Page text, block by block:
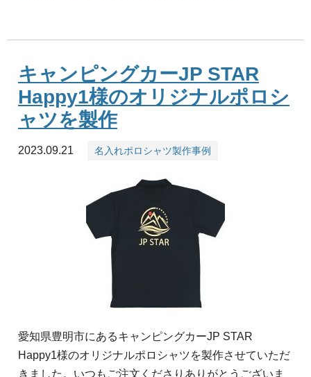
キャンピングカーJP STAR
Happy1様のオリジナルポロシ
ャツを製作
2023.09.21 名入れポロシャツ製作事例
愛知県豊明市にあるキャンピングカーJP STAR
Happy1様のオリジナルポロシャツを製作させていただ
きました。いつもご注文くださりありがとうございま